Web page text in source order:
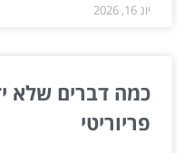
יונ 16, 2026
כמה דברים שלא
פריוריטי